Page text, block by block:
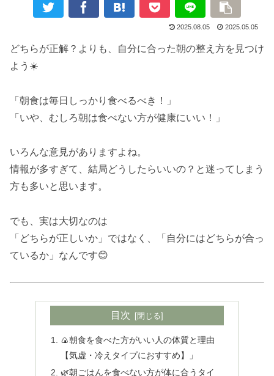
2025.08.05 2025.05.05
どちらが正解？よりも、自分に合った朝の整え方を見つけ
よう☀️
「朝食は毎日しっかり食べるべき！」
「いや、むしろ朝は食べない方が健康にいい！」
いろんな意見がありますよね。
情報が多すぎて、結局どうしたらいいの？と迷ってしまう
方も多いと思います。
でも、実は大切なのは
「どちらが正しいか」ではなく、「自分にはどちらが合っ
ているか」なんです😊
目次
🍙朝食を食べた方がいい人の体質と理由
【気虚・冷えタイプにおすすめ】」
🌿朝ごはんを食べない方が体に合うタイ